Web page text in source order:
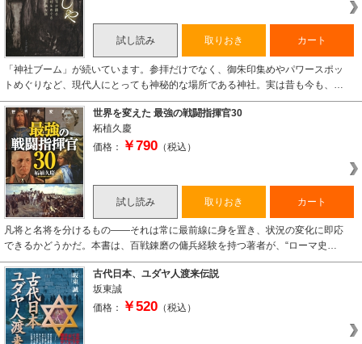
試し読み 取りおき カート
「神社ブーム」が続いています。参拝だけでなく、御朱印集めやパワースポッ
トめぐりなど、現代人にとっても神秘的な場所である神社。実は昔も今も、…
世界を変えた 最強の戦闘指揮官30
柘植久慶
価格：
￥790 （税込）
試し読み 取りおき カート
凡将と名将を分けるもの――それは常に最前線に身を置き、状況の変化に即応
できるかどうかだ。本書は、百戦錬磨の傭兵経験を持つ著者が、“ローマ史…
古代日本、ユダヤ人渡来伝説
坂東誠
価格：
￥520 （税込）